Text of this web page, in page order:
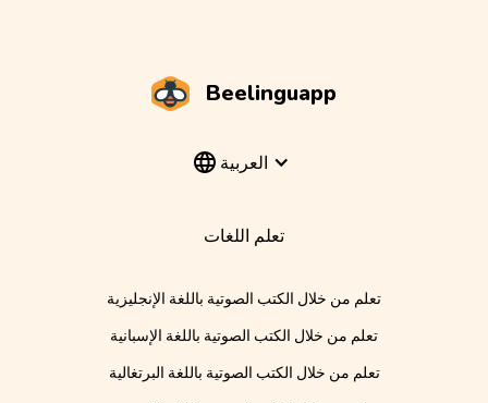
Beelinguapp
العربية
تعلم اللغات
تعلم من خلال الكتب الصوتية باللغة الإنجليزية
تعلم من خلال الكتب الصوتية باللغة الإسبانية
تعلم من خلال الكتب الصوتية باللغة البرتغالية